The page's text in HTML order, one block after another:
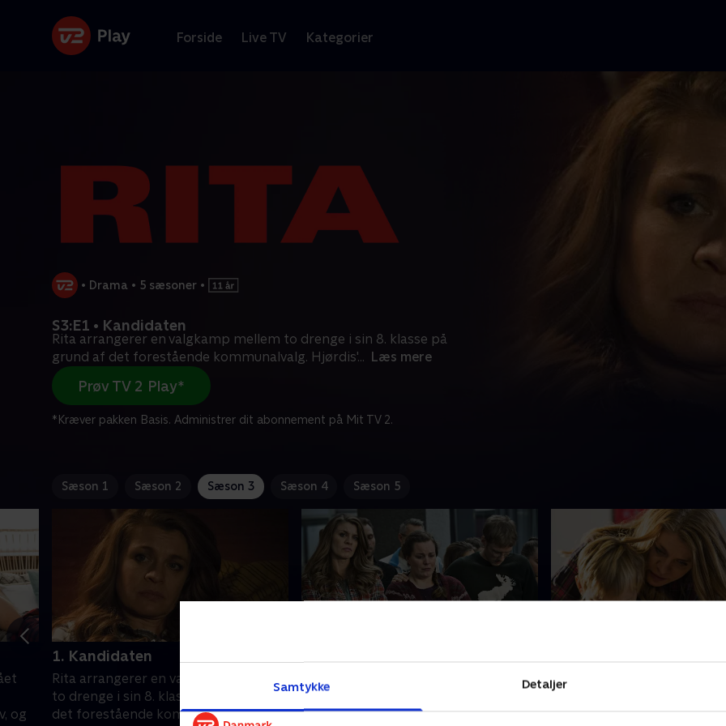
Samtykke Detaljer
Forside Live TV Kategorier
• Drama • 5 sæsoner •
S3:E1 • Kandidaten
Rita arrangerer en valgkamp mellem to drenge i sin 8. klasse på
grund af det forestående kommunalvalg. Hjørdis'... Læs mere
Prøv TV 2 Play*
*Kræver pakken Basis. Administrer dit abonnement på Mit TV 2.
Sæson 1 Sæson 2 Sæson 3 Sæson 4 Sæson 5
og
1. Kandidaten
Rita arrangerer en valgkamp mellem
to drenge i sin 8. klasse på grund af
det forestående kommunalvalg.
Rita må tage ja-hatten på, da Helle
har hyret en motivationskonsulent til
eleverne. Inge findes død i sin
Inklusionsbarnet Asger